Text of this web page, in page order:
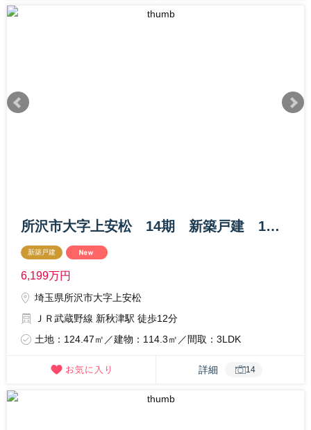
所沢市大字上安松 14期 新築戸建 1号棟
新築戸建
6,199万円
埼玉県所沢市大字上安松
ＪＲ武蔵野線 新秋津駅 徒歩12分
土地：124.47㎡／建物：114.3㎡／間取：3LDK
詳細 14